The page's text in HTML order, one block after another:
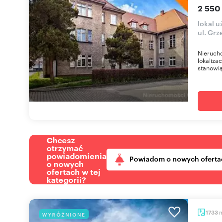
2
lokal
ul.
Chcesz
otrzymać
powiadomienia
o nowych
ofertach w tej
kategorii?
Powiadom o nowych
WYRÓŻNIONE 1733